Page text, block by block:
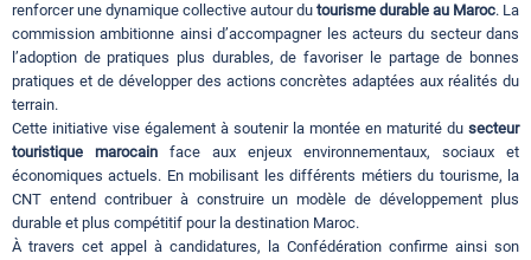
renforcer une dynamique collective autour du tourisme durable au Maroc. La
commission ambitionne ainsi d’accompagner les acteurs du secteur dans
l’adoption de pratiques plus durables, de favoriser le partage de bonnes
pratiques et de développer des actions concrètes adaptées aux réalités du
terrain.
Cette initiative vise également à soutenir la montée en maturité du secteur
touristique marocain face aux enjeux environnementaux, sociaux et
économiques actuels. En mobilisant les différents métiers du tourisme, la
CNT entend contribuer à construire un modèle de développement plus
durable et plus compétitif pour la destination Maroc.
À travers cet appel à candidatures, la Confédération confirme ainsi son